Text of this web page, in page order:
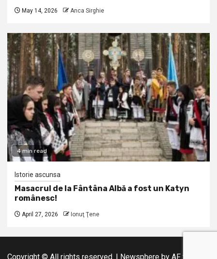
May 14, 2026 Anca Sirghie
4 min read
Istorie ascunsa
Masacrul de la Fântâna Albă a fost un Katyn
românesc!
April 27, 2026 Ionuţ Ţene
Copyright © All rights reserved. Newsphere by AF themes.